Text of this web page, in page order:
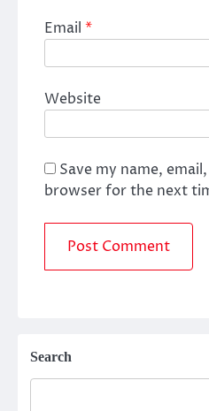
Email *
Website
Save my name,
browser for the next
Search